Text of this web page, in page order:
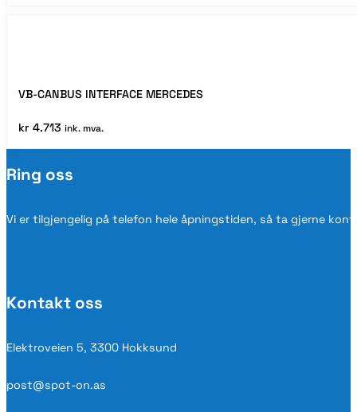
VB-CANBUS INTERFACE MERCEDES
kr 4.713 ink. mva.
Ring oss
Vi er tilgjengelig på telefon hele åpningstiden, så ta gjerne
Kontakt oss
Elektroveien 5, 3300 Hokksund
post@spot-on.as